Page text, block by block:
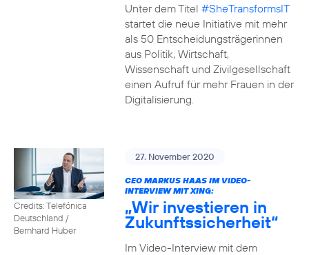
Unter dem Titel #SheTransformsIT
startet die neue Initiative mit mehr
als 50 Entscheidungsträgerinnen
aus Politik, Wirtschaft,
Wissenschaft und Zivilgesellschaft
einen Aufruf für mehr Frauen in der
Digitalisierung.
Credits: Telefónica
Deutschland /
Bernhard Huber
27. November 2020
CEO MARKUS HAAS IM VIDEO-
INTERVIEW MIT XING:
„Wir investieren in
Zukunftssicherheit“
Im Video-Interview mit dem